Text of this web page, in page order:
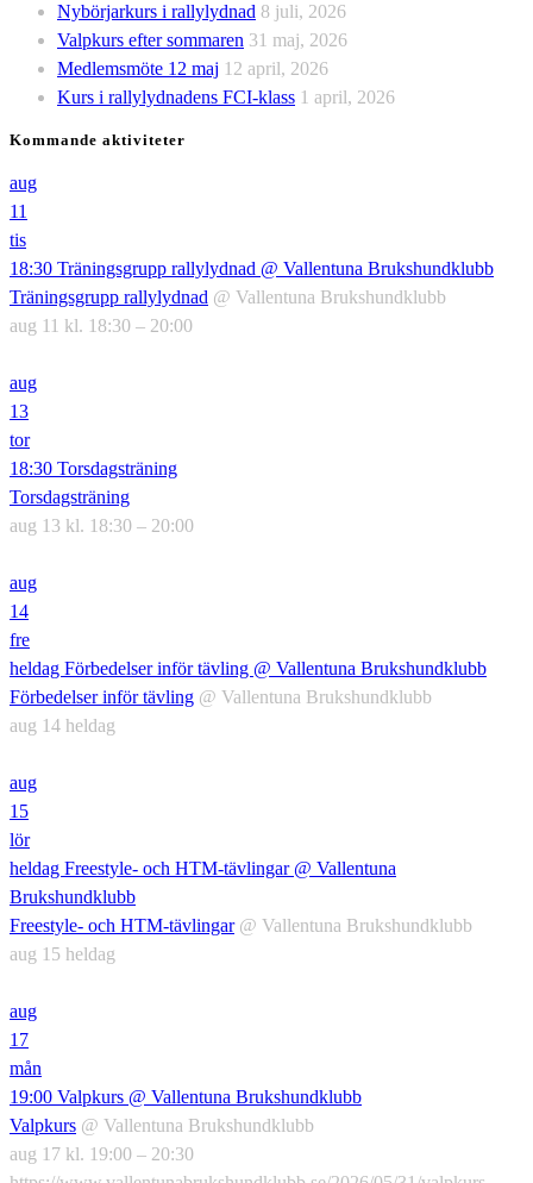
Nybörjarkurs i rallylydnad 8 juli, 2026
Valpkurs efter sommaren 31 maj, 2026
Medlemsmöte 12 maj 12 april, 2026
Kurs i rallylydnadens FCI-klass 1 april, 2026
Kommande aktiviteter
aug
11
tis
18:30 Träningsgrupp rallylydnad @ Vallentuna Brukshundklubb
Träningsgrupp rallylydnad @ Vallentuna Brukshundklubb
aug 11 kl. 18:30 – 20:00
aug
13
tor
18:30 Torsdagsträning
Torsdagsträning
aug 13 kl. 18:30 – 20:00
aug
14
fre
heldag Förbedelser inför tävling @ Vallentuna Brukshundklubb
Förbedelser inför tävling @ Vallentuna Brukshundklubb
aug 14 heldag
aug
15
lör
heldag Freestyle- och HTM-tävlingar @ Vallentuna
Brukshundklubb
Freestyle- och HTM-tävlingar @ Vallentuna Brukshundklubb
aug 15 heldag
aug
17
mån
19:00 Valpkurs @ Vallentuna Brukshundklubb
Valpkurs @ Vallentuna Brukshundklubb
aug 17 kl. 19:00 – 20:30